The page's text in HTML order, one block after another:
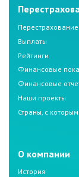
Перестрахование
Выплаты
Рейтинги
Финансовые
Финансовые
Наши проекты
Страны, с
О компании
История